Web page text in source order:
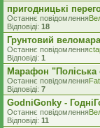
пригодницькі
Останнє повідомлення
Відповіді: 18
Грунтовий
Останнє повідомлення
Відповіді: 1
Марафон "Поліська
Останнє повідомлення
Відповіді: 7
GodniGonky -
Останнє повідомлення
Відповіді: 11